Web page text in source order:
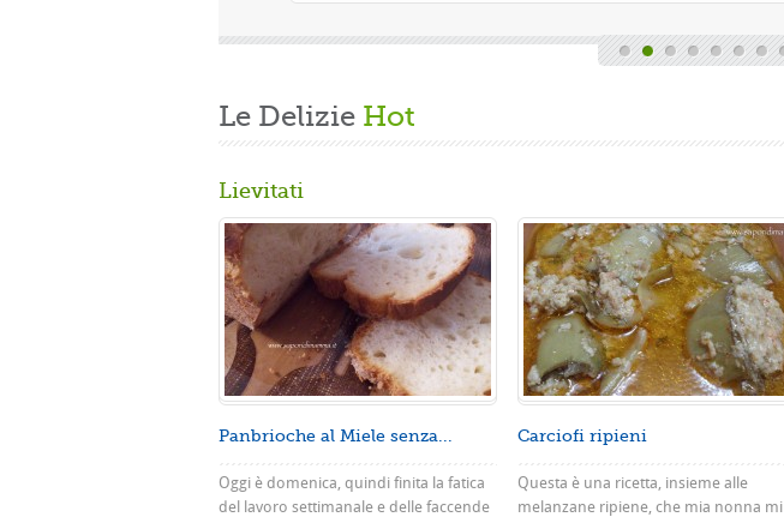
Le Delizie Hot
Lievitati
Panbrioche al Miele senza...
Oggi è domenica, quindi finita la fatica
del lavoro settimanale e delle faccende
Carciofi ripieni
Questa è una ricetta, insieme alle
melanzane ripiene, che mia nonna mi